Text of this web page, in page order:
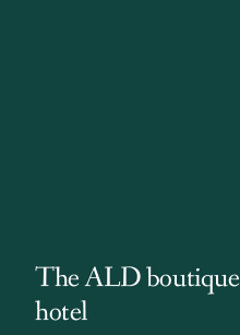
The ALD boutique
hotel